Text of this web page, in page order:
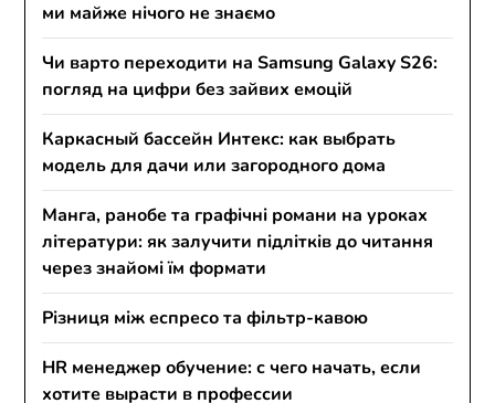
ми майже нічого не знаємо
Чи варто переходити на Samsung Galaxy S26:
погляд на цифри без зайвих емоцій
Каркасный бассейн Интекс: как выбрать
модель для дачи или загородного дома
Манга, ранобе та графічні романи на уроках
літератури: як залучити підлітків до читання
через знайомі їм формати
Різниця між еспресо та фільтр-кавою
HR менеджер обучение: с чего начать, если
хотите вырасти в профессии